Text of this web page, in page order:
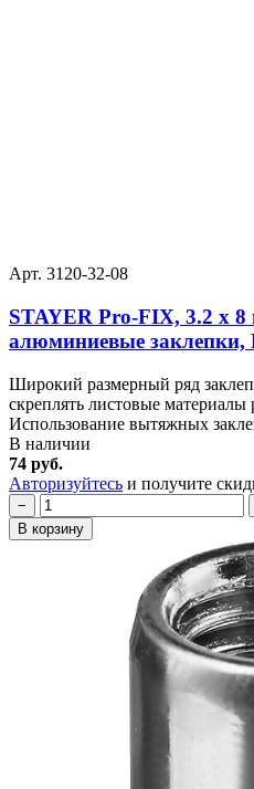
Арт. 3120-32-08
STAYER Pro-FIX, 3.2 х
алюминиевые заклепки,
Широкий размерный ряд
скреплять листовые
Использование вытяжных
В наличии
74 руб.
Авторизуйтесь и получите
−
В корзину